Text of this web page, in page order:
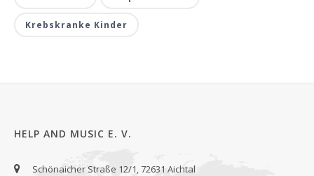
Krebskranke Kinder
HELP AND MUSIC E. V.
Schönaicher Straße 12/1, 72631 Aichtal